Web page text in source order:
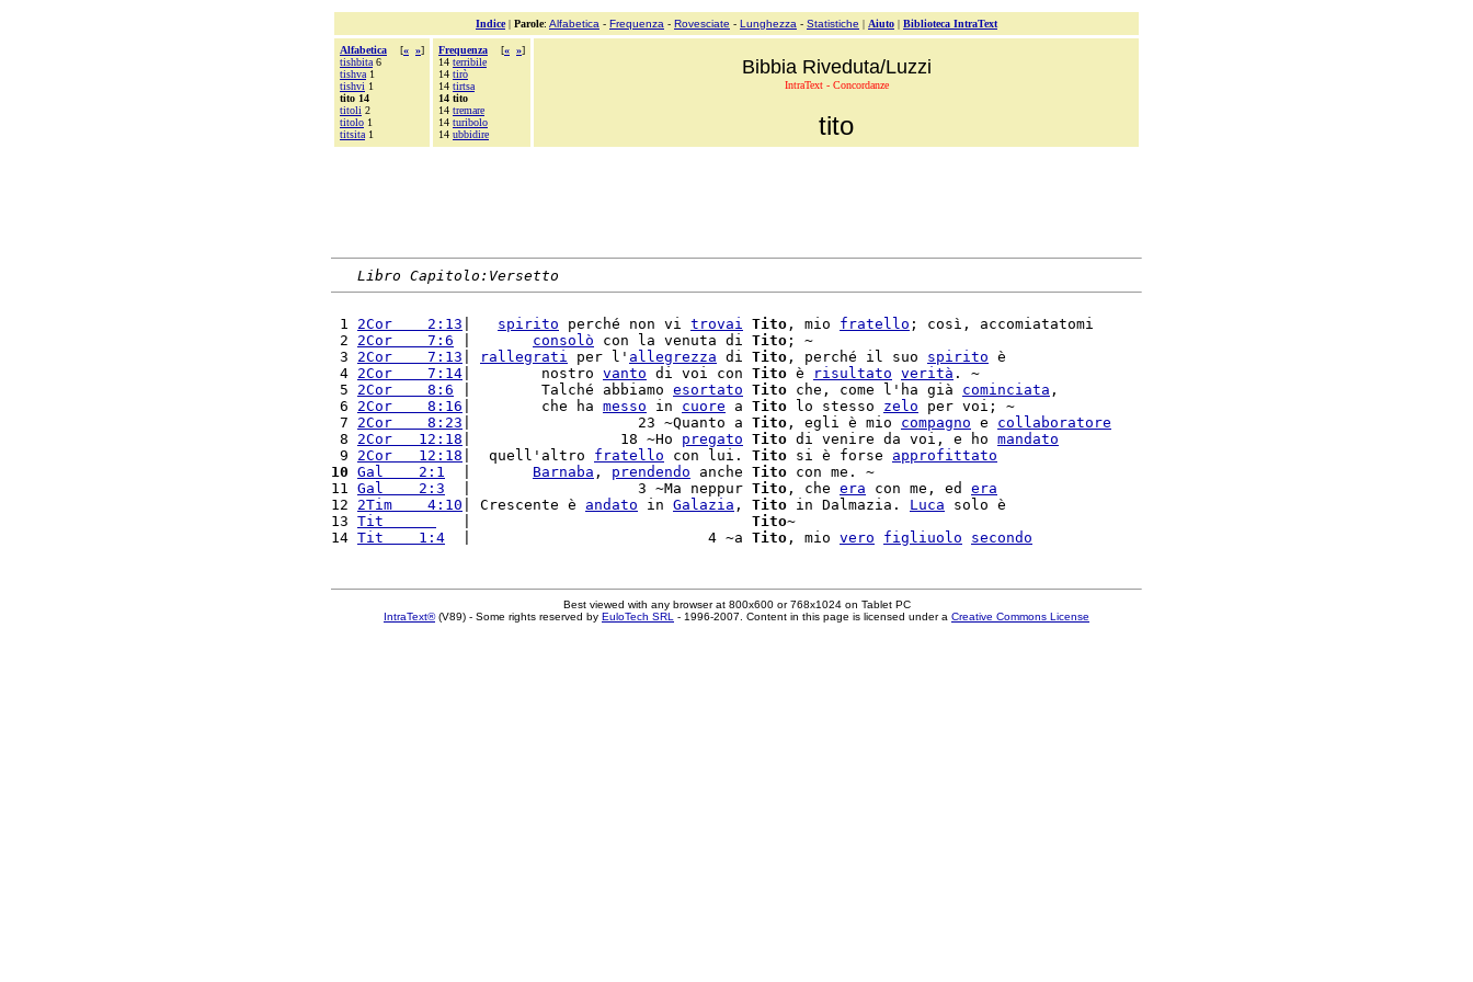
Indice| Parole: Alfabetica - Frequenza - Rovesciate - Lunghezza - Statistiche | Aiuto | Biblioteca IntraText
Alfabetica [« »]
tishbita 6
tishva 1
tishvi 1
tito 14
titoli 2
titolo 1
titsita 1
Frequenza [« »]
14 terribile
14 tirò
14 tirtsa
14 tito
14 tremare
14 turibolo
14 ubbidire
Bibbia Riveduta/Luzzi
IntraText - Concordanze
tito
Libro Capitolo:Versetto
1 2Cor    2:13 spirito perché non vi trovai Tito , mio fratello ; così, accomiatatomi
2 2Cor    7:6 consolò con la venuta di Tito ; ~
3 2Cor    7:13 rallegrati per l' allegrezza di Tito , perché il suo spirito è
4 2Cor    7:14 |        nostro vanto di voi con Tito è risultato verità . ~
5 2Cor    8:6 |        Talché abbiamo esortato Tito che, come l'ha già cominciata ,
6 2Cor    8:16 |        che ha messo in cuore a Tito lo stesso zelo per voi; ~
7 2Cor    8:23 |                   23 ~Quanto a Tito , egli è mio compagno e collaboratore
8 2Cor   12:18 |                 18 ~Ho pregato Tito di venire da voi, e ho mandato
9 2Cor   12:18 |  quell'altro fratello con lui. Tito si è forse approfittato
10 Gal    2:1 Barnaba , prendendo anche Tito con me. ~
11 Gal    2:3
  |                   3 ~Ma neppur
Tito , che era con me, ed era
12 2Tim    4:10 | Crescente è andato in Galazia , Tito in Dalmazia. Luca solo è
13 Tit Tito~
14 Tit    1:4
  |                           4 ~a
Tito , mio vero figliuolo secondo
Best viewed with any browser at 800x600 or 768x1024 on Tablet PC
IntraText®(V89) - Some rights reserved by EuloTech SRL - 1996-2007. Content in this page is licensed under a Creative Commons License